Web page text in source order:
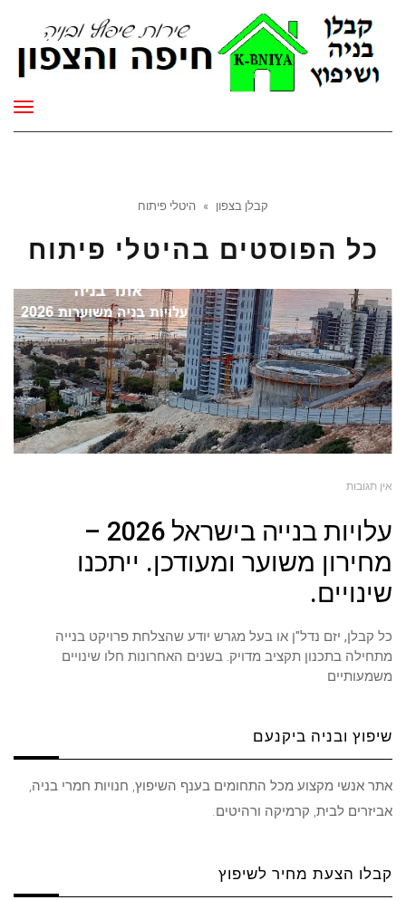
קבלן בצפון » היטלי פיתוח
כל הפוסטים בהיטלי פיתוח
אין תגובות
עלויות בנייה בישראל 2026 –
מחירון משוער ומעודכן. ייתכנו
שינויים.
כל קבלן, יזם נדל"ן או בעל מגרש יודע שהצלחת פרויקט בנייה
מתחילה בתכנון תקציב מדויק. בשנים האחרונות חלו שינויים
משמעותיים
שיפוץ ובניה ביקנעם
אתר אנשי מקצוע מכל התחומים בענף השיפוץ, חנויות חמרי בניה,
אביזרים לבית, קרמיקה ורהיטים.
קבלו הצעת מחיר לשיפוץ